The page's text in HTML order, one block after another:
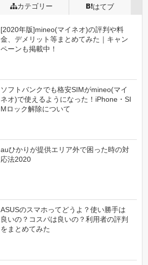
カテゴリー はてブ
[2020年版]mineo(マイネオ)の評判や料
金、デメリット等まとめてみた｜キャン
ペーンも掲載中！
ソフトバンクでも格安SIMがmineo(マイ
ネオ)で使えるようになった！iPhone・SI
Mロック解除について
auひかりが提供エリア外で困った時の対
応法2020
ASUSのスマホってどうよ？使い勝手は
良いの？コスパは良いの？利用者の評判
をまとめてみた